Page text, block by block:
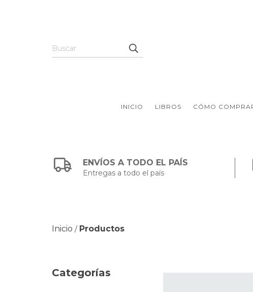
INICIO LIBROS CÓMO
ENVÍOS A TODO EL PAÍS
Entregas a todo el país
Inicio / Productos
Categorías